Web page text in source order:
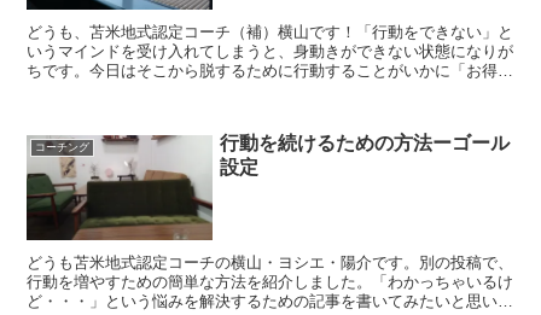
どうも、苫米地式認定コーチ（補）横山です！「行動をできない」と
いうマインドを受け入れてしまうと、身動きができない状態になりが
ちです。今日はそこから脱するために行動することがいかに「お得」
コーチング
行動を続けるための方法ーゴール
設定
どうも苫米地式認定コーチの横山・ヨシエ・陽介です。別の投稿で、
行動を増やすための簡単な方法を紹介しました。「わかっちゃいるけ
ど・・・」という悩みを解決するための記事を書いてみたいと思いま